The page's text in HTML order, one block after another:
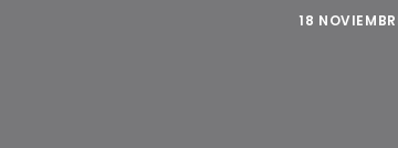
18